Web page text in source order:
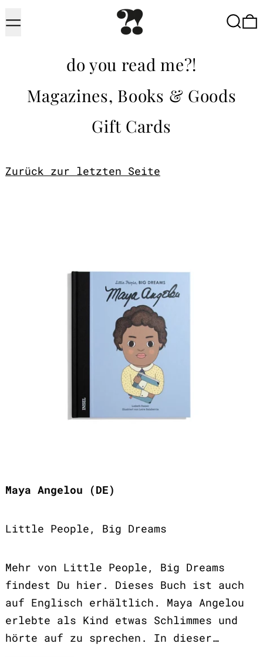
Menu
do you read me?!
Magazines, Books & Goods
Gift Cards
Zurück zur letzten Seite
Maya Angelou (DE)
Little People, Big Dreams
Mehr von Little People, Big Dreams
findest Du hier. Dieses Buch ist auch
auf Englisch erhältlich. Maya Angelou
erlebte als Kind etwas Schlimmes und
hörte auf zu sprechen. In dieser…